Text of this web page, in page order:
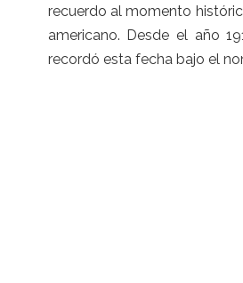
recuerdo al momento
americano. Desde el año
recordó esta fecha bajo el